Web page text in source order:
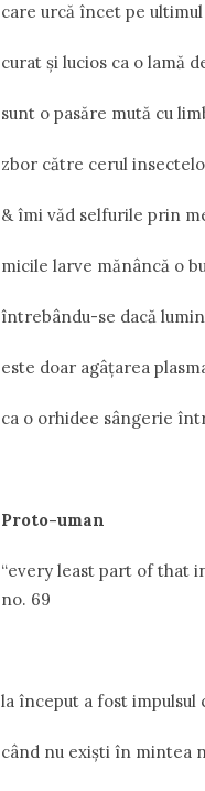
care urcă încet pe
curat și lucios ca o lamă
sunt o pasăre mută cu
zbor către cerul
& îmi văd selfurile prin
micile larve mănâncă o
întrebându-se dacă
este doar agâțarea
ca o orhidee sângerie
Proto-uman
“every least part of that
no. 69
la început a fost impulsul
când nu exiști în mintea